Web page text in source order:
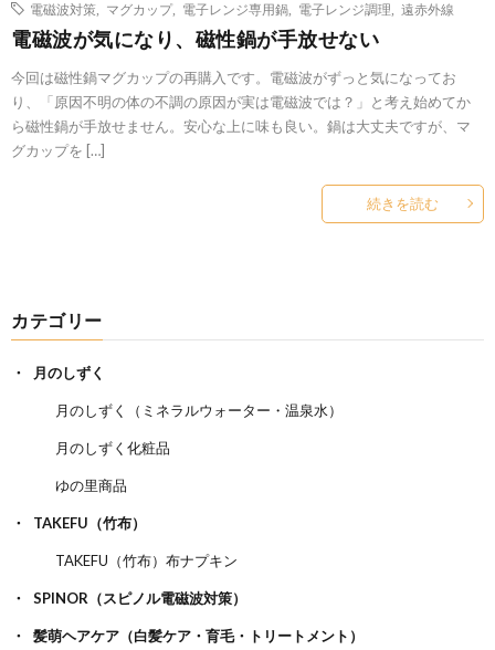
電磁波対策
マグカップ, 電子レンジ専用鍋 電子レンジ調理 遠赤外線
電磁波が気になり、磁性鍋が手放せない
今回は磁性鍋マグカップの再購入です。電磁波がずっと気になってお
り、「原因不明の体の不調の原因が実は電磁波では？」と考え始めてか
ら磁性鍋が手放せません。安心な上に味も良い。鍋は大丈夫ですが、マ
グカップを […]
続きを読む
カテゴリー
月のしずく
月のしずく（ミネラルウォーター・温泉水）
月のしずく化粧品
ゆの里商品
TAKEFU（竹布）
TAKEFU（竹布）布ナプキン
SPINOR（スピノル電磁波対策）
髪萌ヘアケア（白髪ケア・育毛・トリートメント）